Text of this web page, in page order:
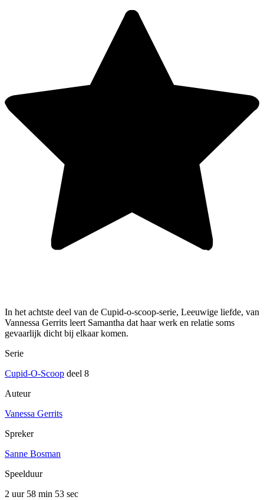
In het achtste deel van de Cupid-o-scoop-serie, Leeuwige liefde, van
Vannessa Gerrits leert Samantha dat haar werk en relatie soms
gevaarlijk dicht bij elkaar komen.
Serie
Cupid-O-Scoop deel 8
Auteur
Vanessa Gerrits
Spreker
Sanne Bosman
Speelduur
2 uur 58 min 53 sec